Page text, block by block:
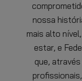
nossa
mais alto
estar, e
que,